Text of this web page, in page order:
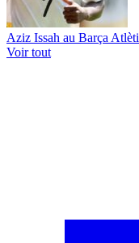
Aziz Issah au Barça
Voir tout